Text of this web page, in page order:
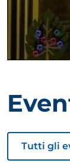
Tutti gli